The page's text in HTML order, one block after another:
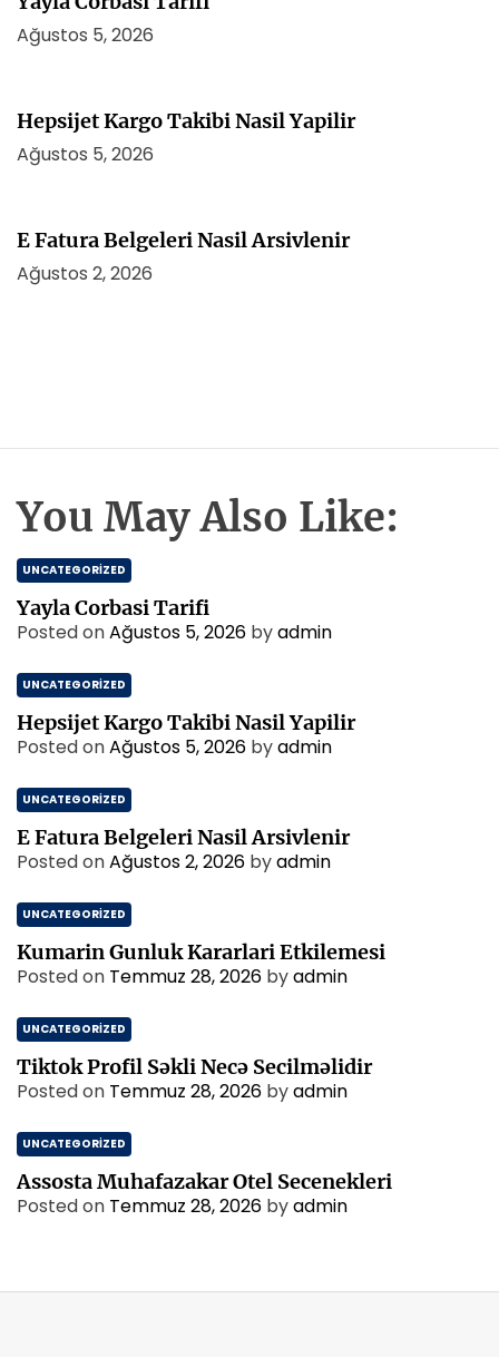
Ağustos 5, 2026
Hepsijet Kargo Takibi Nasil Yapilir
Ağustos 5, 2026
E Fatura Belgeleri Nasil Arsivlenir
Ağustos 2, 2026
You May Also Like:
UNCATEGORIZED
Yayla Corbasi Tarifi
Posted onAğustos 5, 2026 byadmin
UNCATEGORIZED
Hepsijet Kargo Takibi Nasil Yapilir
Posted onAğustos 5, 2026 byadmin
UNCATEGORIZED
E Fatura Belgeleri Nasil Arsivlenir
Posted onAğustos 2, 2026 byadmin
UNCATEGORIZED
Kumarin Gunluk Kararlari Etkilemesi
Posted on Temmuz 28, 2026 byadmin
UNCATEGORIZED
Tiktok Profil Səkli Necə Secilməlidir
Posted on Temmuz 28, 2026 byadmin
UNCATEGORIZED
Assosta Muhafazakar Otel Secenekleri
Posted on Temmuz 28, 2026 byadmin